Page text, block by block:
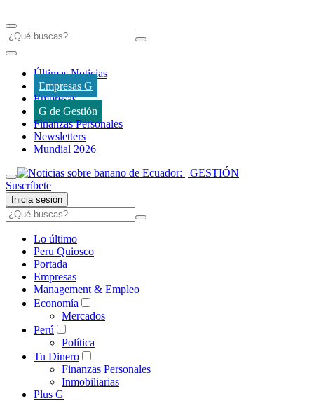
Últimas Noticias
Empresas G
Empresas
G de Gestión
Finanzas Personales
Newsletters
Mundial 2026
Suscríbete
Inicia sesión
Lo último
Peru Quiosco
Portada
Empresas
Management & Empleo
Economía
Mercados
Perú
Política
Tu Dinero
Finanzas Personales
Inmobiliarias
Plus G